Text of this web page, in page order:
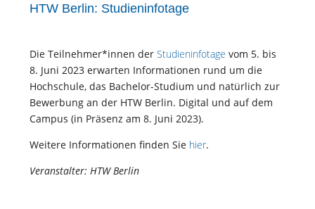
HTW Berlin: Studieninfotage
Die Teilnehmer*innen der Studieninfotage vom 5. bis
8. Juni 2023 erwarten Informationen rund um die
Hochschule, das Bachelor-Studium und natürlich zur
Bewerbung an der HTW Berlin. Digital und auf dem
Campus (in Präsenz am 8. Juni 2023).
Weitere Informationen finden Sie hier.
Veranstalter: HTW Berlin